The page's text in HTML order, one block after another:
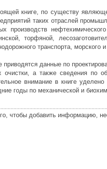
книге, по существу
таких отраслей
производств
торфяной,
транспорта, морского
приводятся данные по
очистки, а также сведения по
внимание в книге
годы по механической и
чтобы добавить информацию,